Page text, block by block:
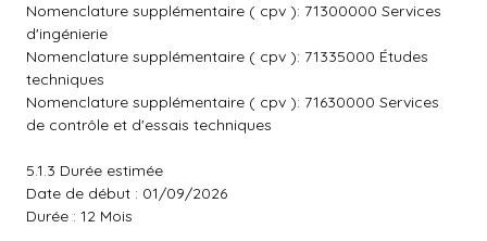
Nomenclature supplémentaire ( cpv ): 71300000 Services
d'ingénierie
Nomenclature supplémentaire ( cpv ): 71335000 Études
techniques
Nomenclature supplémentaire ( cpv ): 71630000 Services
de contrôle et d'essais techniques
5.1.3 Durée estimée
Date de début : 01/09/2026
Durée : 12 Mois